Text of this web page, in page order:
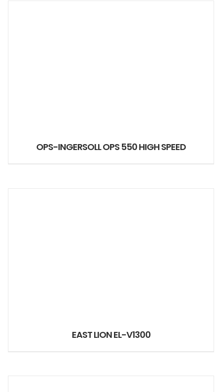
OPS-INGERSOLL OPS 550 HIGH SPEED
EAST LION EL-V1300